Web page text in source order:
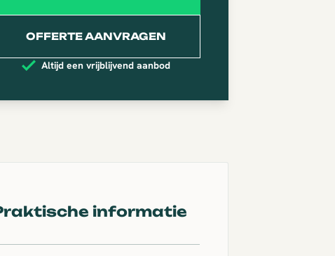
OFFERTE AANVRAGEN
Altijd een vrijblijvend aanbod
informatie